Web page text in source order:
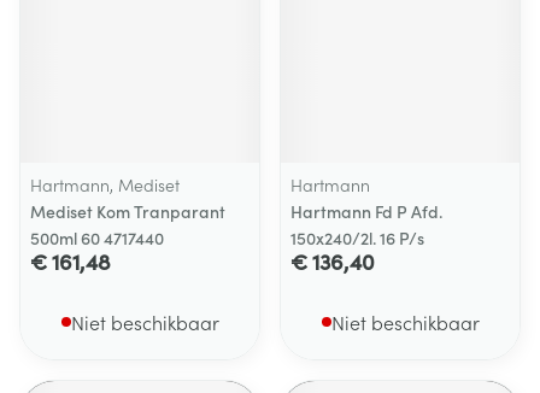
Hartmann, Mediset
Mediset Kom Tranparant
500ml 60 4717440
€ 161,48
Niet beschikbaar
Hartmann
Hartmann Fd P Afd.
150x240/2l. 16 P/s
€ 136,40
Niet beschikbaar